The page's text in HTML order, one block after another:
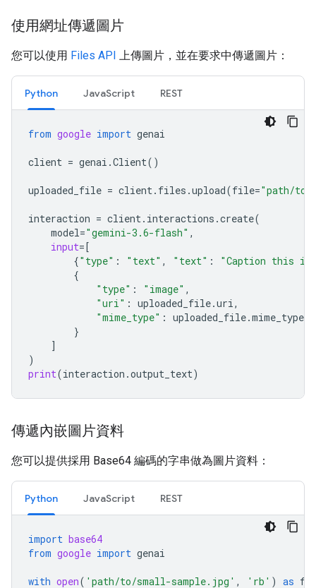
使用網址傳遞圖片
您可以使用 Files API 上傳圖片，並在要求中傳遞圖片：
Python JavaScript REST
from google import genai
client = genai .Client()
uploaded_file = client. files .upload(file="path/to/
interaction = client. interactions .create(
model="gemini-3.6-flash" ,
input=[
{"type" : "text" , "text" :
"Caption this
{
"type" : "image" ,
"uri" : uploaded_file.uri,
"mime_type" : uploaded_file.mime_type
}
]
)
print(interaction .output_text)
傳遞內嵌圖片資料
您可以提供採用 Base64 編碼的字串做為圖片資料：
Python JavaScript REST
import base64
from google import genai
with open( 'path/to/small-sample.jpg' , 'rb' ) as f